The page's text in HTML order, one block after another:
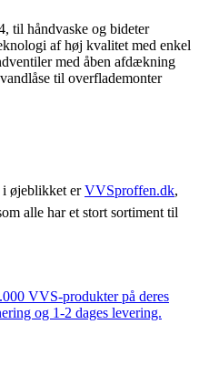
til håndvaske og bideter
af høj kvalitet med enkel
med åben afdækning
til overflademonter
øjeblikket erVVSproffen.dk,
alle har et stort sortiment til
VVS-produkter på deres
og 1-2 dages levering.